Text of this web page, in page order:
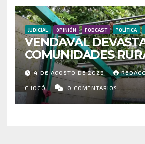
JUDICIAL OPINIÓN PODCAST POLÍTICA
VENDAVAL
COMUNIDADES
RIOSUCIO:
VIVIENDAS Y
ENTRE LOS
4 DE AGOSTO DE 2026
CHOCÓ 0 COMENTARIOS